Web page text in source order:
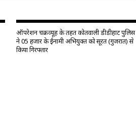
ऑपरेशन चक्रव्यूह के तहत कोतवाली डीडीहाट पुलिस
ने 05 हजार के ईनामी अभियुक्त को सूरत (गुजरात) से
किया गिरफ्तार